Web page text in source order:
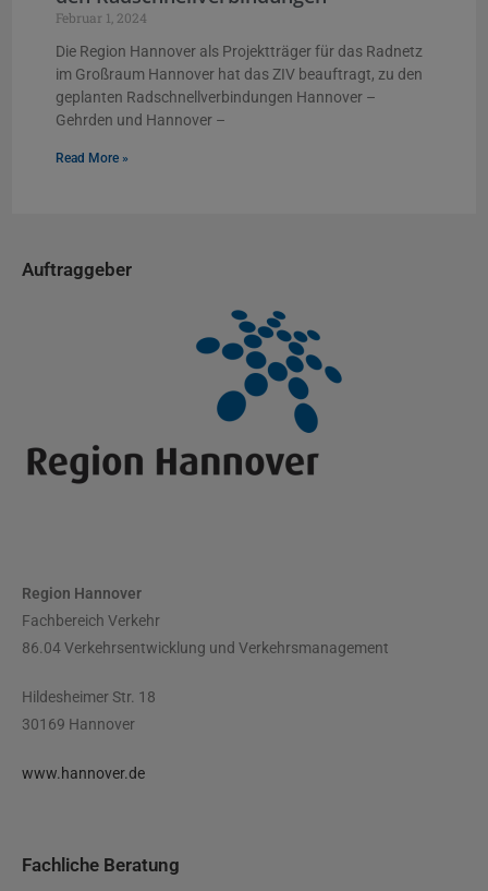
Februar 1, 2024
Die Region Hannover als Projektträger für das Radnetz
im Großraum Hannover hat das ZIV beauftragt, zu den
geplanten Radschnellverbindungen Hannover –
Gehrden und Hannover –
Read More »
Auftraggeber
Region Hannover
Fachbereich Verkehr
86.04 Verkehrsentwicklung und Verkehrsmanagement
Hildesheimer Str. 18
30169 Hannover
www.hannover.de
Fachliche Beratung